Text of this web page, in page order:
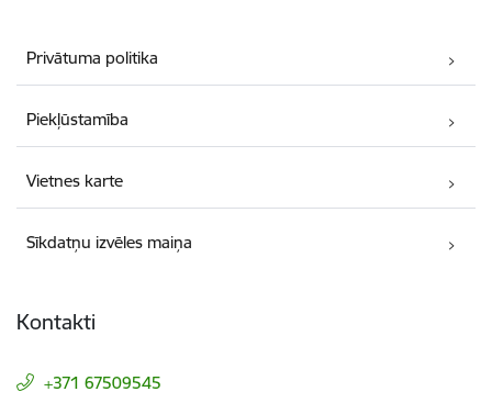
Privātuma politika
Piekļūstamība
Vietnes karte
Sīkdatņu izvēles maiņa
Kontakti
+371 67509545